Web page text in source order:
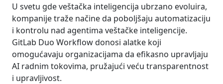
U svetu gde veštačka inteligencija ubrzano evoluira,
kompanije traže načine da poboljšaju automatizaciju
i kontrolu nad agentima veštačke inteligencije.
GitLab Duo Workflow donosi alatke koji
omogućavaju organizacijama da efikasno upravljaju
AI radnim tokovima, pružajući veću transparentnost
i upravljivost.